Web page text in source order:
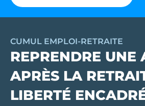
CUMUL EMPLOI-RETRAITE
REPRENDRE UNE
APRÈS LA
LIBERTÉ